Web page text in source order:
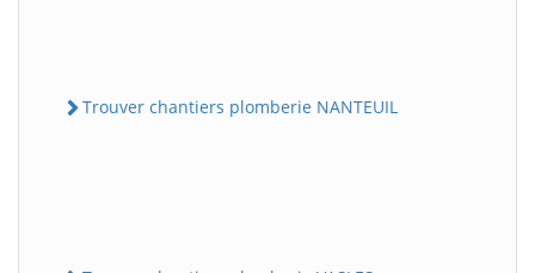
Trouver chantiers plomberie NANTEUIL